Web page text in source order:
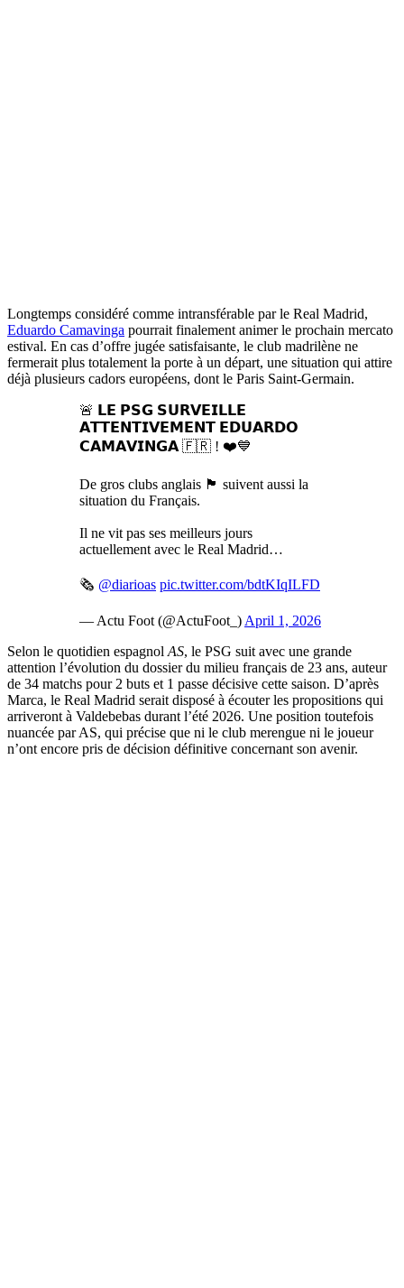
Longtemps considéré comme intransférable par le Real Madrid,
Eduardo Camavinga pourrait finalement animer le prochain mercato
estival. En cas d’offre jugée satisfaisante, le club madrilène ne
fermerait plus totalement la porte à un départ, une situation qui attire
déjà plusieurs cadors européens, dont le Paris Saint-Germain.
🚨 𝗟𝗘 𝗣𝗦𝗚 𝗦𝗨𝗥𝗩𝗘𝗜𝗟𝗟𝗘
𝗔𝗧𝗧𝗘𝗡𝗧𝗜𝗩𝗘𝗠𝗘𝗡𝗧 𝗘𝗗𝗨𝗔𝗥𝗗𝗢
𝗖𝗔𝗠𝗔𝗩𝗜𝗡𝗚𝗔 🇫🇷 ! ❤️💙
De gros clubs anglais 🏴󠁧󠁢󠁥󠁮󠁧󠁿 suivent aussi la
situation du Français.
Il ne vit pas ses meilleurs jours
actuellement avec le Real Madrid…
🗞️ @diarioas pic.twitter.com/bdtKIqILFD
— Actu Foot (@ActuFoot_) April 1, 2026
Selon le quotidien espagnol AS, le PSG suit avec une grande
attention l’évolution du dossier du milieu français de 23 ans, auteur
de 34 matchs pour 2 buts et 1 passe décisive cette saison. D’après
Marca, le Real Madrid serait disposé à écouter les propositions qui
arriveront à Valdebebas durant l’été 2026. Une position toutefois
nuancée par AS, qui précise que ni le club merengue ni le joueur
n’ont encore pris de décision définitive concernant son avenir.